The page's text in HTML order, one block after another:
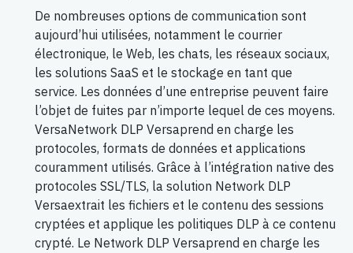
De nombreuses options de communication sont
aujourd’hui utilisées, notamment le courrier
électronique, le Web, les chats, les réseaux sociaux,
les solutions SaaS et le stockage en tant que
service. Les données d’une entreprise peuvent faire
l’objet de fuites par n’importe lequel de ces moyens.
VersaNetwork DLP Versaprend en charge les
protocoles, formats de données et applications
couramment utilisés. Grâce à l’intégration native des
protocoles SSL/TLS, la solution Network DLP
Versaextrait les fichiers et le contenu des sessions
cryptées et applique les politiques DLP à ce contenu
crypté. Le Network DLP Versaprend en charge les